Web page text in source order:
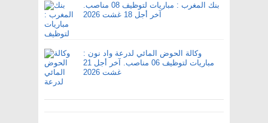
بنك المغرب : مباريات لتوظيف 08 مناصب.
آخر أجل 18 غشت 2026
وكالة الحوض المائي لدرعة واد نون :
مباريات لتوظيف 06 مناصب. آخر أجل 21
غشت 2026